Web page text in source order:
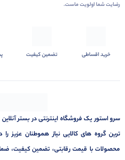
رضایت شما اولویت ماست.
خرید اقساطی تضمین کیفیت
سرو استور یک فروشگاه اینترنتی در بستر
ترین گروه های کالایی نیاز هموطنان عزیز
محصولات با قیمت رقابتی، تضمین کیفیت،